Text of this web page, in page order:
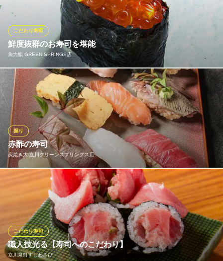
徴。また、メニューには載せていない、季節ごとに変わる旬の鮮
魚も取り揃えております。
鮨肴なりたや
立川 寿司 居酒屋
多摩モノレール立川南駅 徒歩3分
東京都立川市柴崎町2-3-7 松本ビルヂング1F
鮮度抜群のお寿司を堪能
魚力鮨 GREEN SPRINGS店
こだわり寿司
ネタにこだわった魚力の寿司。鮮度抜群の海鮮をご堪能下さい。
魚力鮨 GREEN SPRINGS店
高級寿司
多摩モノレール立川北駅 徒歩6分
東京都立川市緑町3-1 GREEN SPRINGS 1F
赤酢の寿司
炭焼き大 立川グリーンスプリングス店
握り
定番ネタから、旬のネタ、スペシャリテなど常時20種以上をライ
炭焼き大 立川グリーンスプリングス店
寿司＆焼き鳥居酒屋
多摩モノレール立川北駅 徒歩5分
東京都立川市緑町3-1 立川グリーンスプリングス
職人技光る【寿司へのこだわり】
立川泉町すしわさび
こだわり寿司